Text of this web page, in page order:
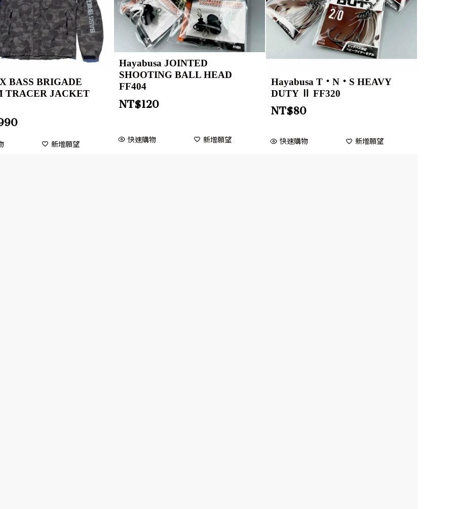
BASS BRIGADE
TRACER JACKET
新增願望
Hayabusa JOINTED
SHOOTING BALL HEAD
FF404
NT$120
快速購物 新增願望
Hayabusa T・N・S HEAVY
DUTY Ⅱ FF320
NT$80
快速購物 新增願望